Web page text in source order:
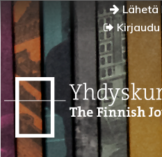
Lähetä